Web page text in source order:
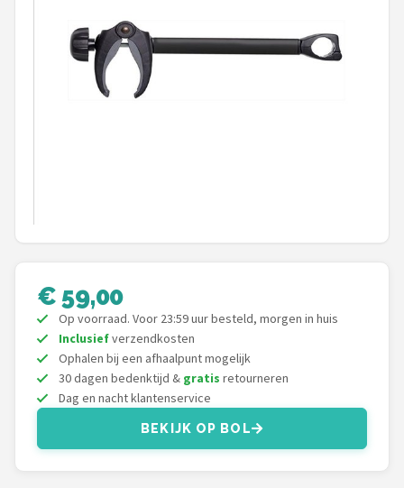
Elektrische fietsen
Mountainbikes
ABUS
AXA
New Looxs
BBB Cycling
€ 59,00
Op voorraad. Voor 23:59 uur besteld, morgen in huis
Inclusiefverzendkosten
Ophalen bij een afhaalpunt mogelijk
30 dagen bedenktijd & gratis retourneren
Dag en nacht klantenservice
BEKIJK OP BOL